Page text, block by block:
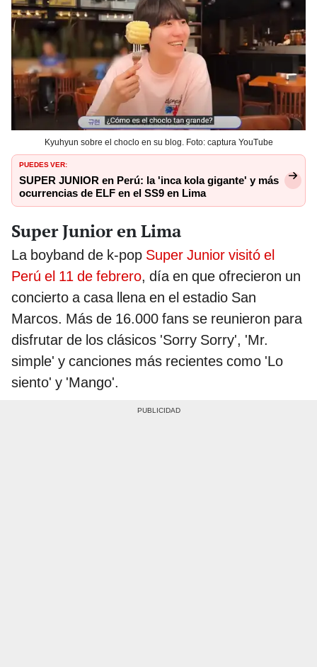
Kyuhyun sobre el choclo en su blog. Foto: captura YouTube
PUEDES VER:
SUPER JUNIOR en Perú: la 'inca kola gigante' y más
ocurrencias de ELF en el SS9 en Lima
Super Junior en Lima
La boyband de k-pop Super Junior visitó el
Perú el 11 de febrero, día en que ofrecieron un
concierto a casa llena en el estadio San
Marcos. Más de 16.000 fans se reunieron para
disfrutar de los clásicos 'Sorry Sorry', 'Mr.
simple' y canciones más recientes como 'Lo
siento' y 'Mango'.